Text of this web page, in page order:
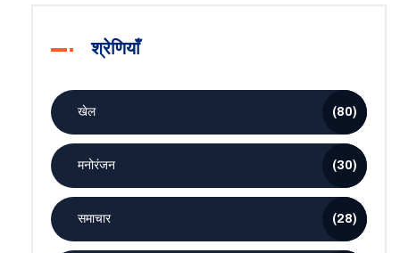
श्रेणियाँ
खेल (80)
मनोरंजन (30)
समाचार (28)